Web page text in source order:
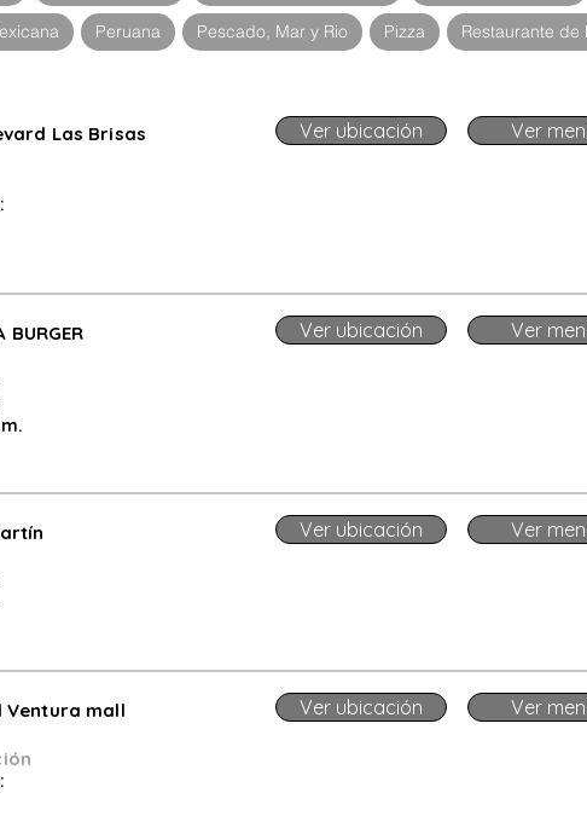
Peruana Pescado, Mar y Rio Pizza Restaurante de
Las Brisas Ver ubicación Ver
BURGER Ver ubicación Ver
Ver ubicación Ver
Ventura mall Ver ubicación Ver